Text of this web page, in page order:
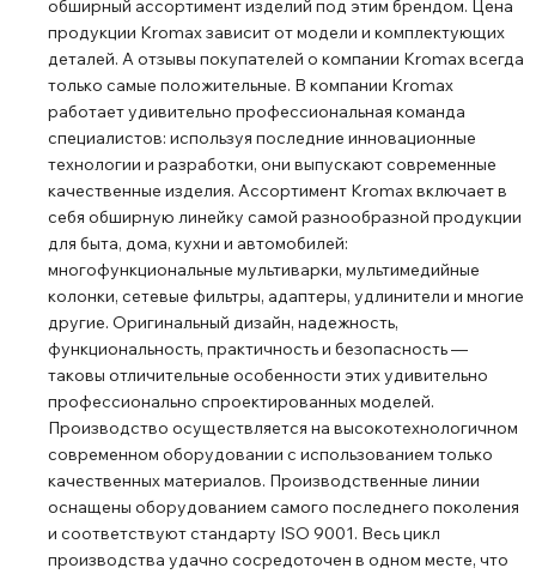
обширный ассортимент изделий под этим брендом. Цена
продукции Kromax зависит от модели и комплектующих
деталей. А отзывы покупателей о компании Kromax всегда
только самые положительные. В компании Kromax
работает удивительно профессиональная команда
специалистов: используя последние инновационные
технологии и разработки, они выпускают современные
качественные изделия. Ассортимент Kromax включает в
себя обширную линейку самой разнообразной продукции
для быта, дома, кухни и автомобилей:
многофункциональные мультиварки, мультимедийные
колонки, сетевые фильтры, адаптеры, удлинители и многие
другие. Оригинальный дизайн, надежность,
функциональность, практичность и безопасность ―
таковы отличительные особенности этих удивительно
профессионально спроектированных моделей.
Производство осуществляется на высокотехнологичном
современном оборудовании с использованием только
качественных материалов. Производственные линии
оснащены оборудованием самого последнего поколения
и соответствуют стандарту ISO 9001. Весь цикл
производства удачно сосредоточен в одном месте, что